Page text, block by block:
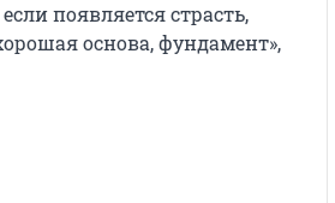
появляется страсть,
основа, фундамент»,